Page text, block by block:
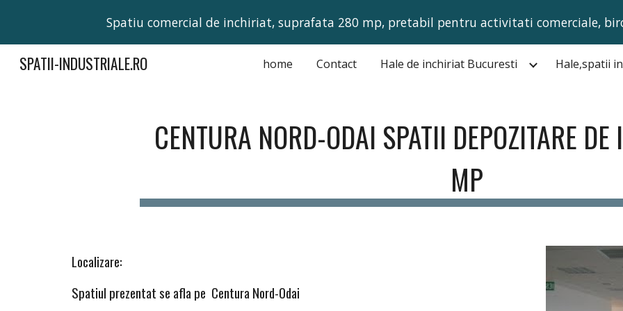
Skip to main content Skip to
Spatiu comercial de inchiriat, suprafata 280 mp, pretabil pentru activitati comerciale,
SPATII-INDUSTRIALE.RO home Contact Hale de inchiriat Bucuresti
CENTURA NORD-ODAI SPATII DEPOZITARE
MP
Localizare:
Spatiul prezentat se afla pe Centura Nord-Odai